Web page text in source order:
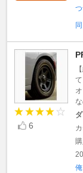
6